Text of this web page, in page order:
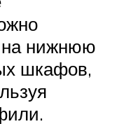
на нижнюю
шкафов,